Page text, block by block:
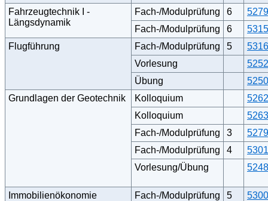
Fahrzeugtechnik I -
Längsdynamik
Fach-/Modulprüfung 6
Fach-/Modulprüfung
6
Flugführung
Fach-/Modulprüfung 5
Vorlesung
Übung
Grundlagen der Geotechnik
Kolloquium
Kolloquium
Fach-/Modulprüfung
3
Fach-/Modulprüfung
4
Vorlesung/Übung
Immobilienökonomie Fach-/Modulprüfung 5